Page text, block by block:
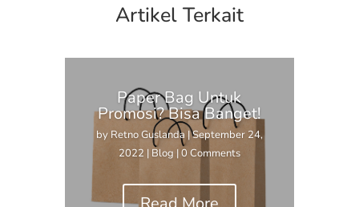
Artikel Terkait
Paper Bag Untuk
Promosi? Bisa Banget!
by Retno Guslanda |September 24,
2022 | Blog | 0 Comments